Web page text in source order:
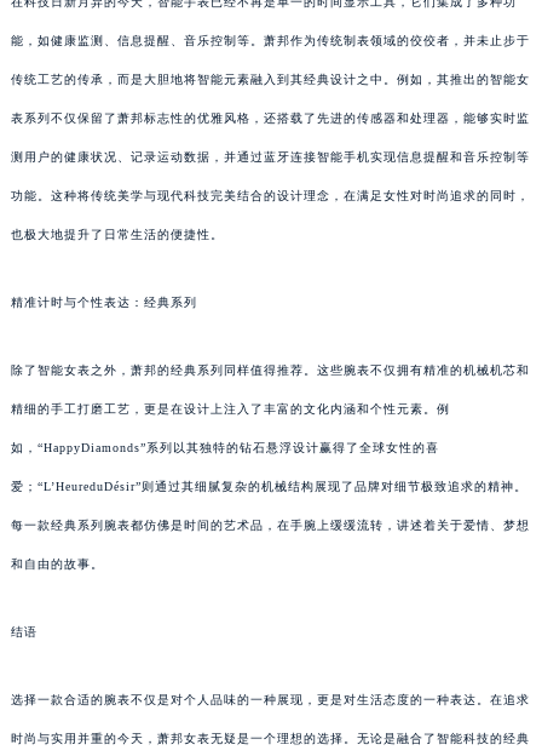
能，如健康监测、信息提醒、音乐控制等。萧邦作为传统制表领域的佼佼者，并未止步于
传统工艺的传承，而是大胆地将智能元素融入到其经典设计之中。例如，其推出的智能女
表系列不仅保留了萧邦标志性的优雅风格，还搭载了先进的传感器和处理器，能够实时监
测用户的健康状况、记录运动数据，并通过蓝牙连接智能手机实现信息提醒和音乐控制等
功能。这种将传统美学与现代科技完美结合的设计理念，在满足女性对时尚追求的同时，
也极大地提升了日常生活的便捷性。
精准计时与个性表达：经典系列
除了智能女表之外，萧邦的经典系列同样值得推荐。这些腕表不仅拥有精准的机械机芯和
精细的手工打磨工艺，更是在设计上注入了丰富的文化内涵和个性元素。例
如，“HappyDiamonds”系列以其独特的钻石悬浮设计赢得了全球女性的喜
爱；“L’HeureduDésir”则通过其细腻复杂的机械结构展现了品牌对细节极致追求的精神。
每一款经典系列腕表都仿佛是时间的艺术品，在手腕上缓缓流转，讲述着关于爱情、梦想
和自由的故事。
结语
选择一款合适的腕表不仅是对个人品味的一种展现，更是对生活态度的一种表达。在追求
时尚与实用并重的今天，萧邦女表无疑是一个理想的选择。无论是融合了智能科技的经典